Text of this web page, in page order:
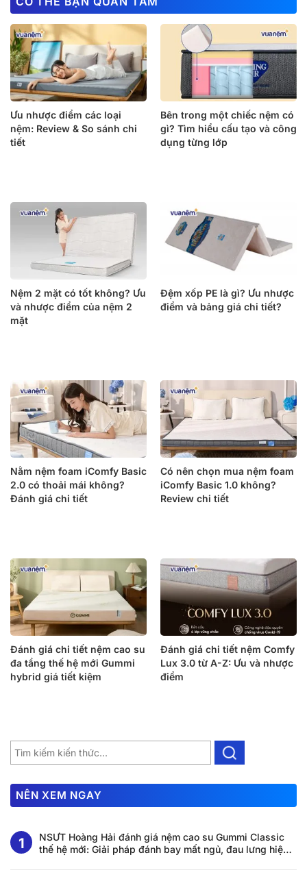
Ưu nhược điểm các loại
nệm: Review & So sánh chi
tiết
Bên trong một chiếc nệm có
gì? Tìm hiểu cấu tạo và công
dụng từng lớp
Nệm 2 mặt có tốt không? Ưu
và nhược điểm của nệm 2
mặt
Đệm xốp PE là gì? Ưu nhược
điểm và bảng giá chi tiết?
Nằm nệm foam iComfy Basic
2.0 có thoải mái không?
Đánh giá chi tiết
Có nên chọn mua nệm foam
iComfy Basic 1.0 không?
Review chi tiết
Đánh giá chi tiết nệm cao su
đa tầng thế hệ mới Gummi
hybrid giá tiết kiệm
Đánh giá chi tiết nệm Comfy
Lux 3.0 từ A-Z: Ưu và nhược
điểm
NÊN XEM NGAY
NSƯT Hoàng Hải đánh giá nệm cao su Gummi Classic
thế hệ mới: Giải pháp đánh bay mất ngủ, đau lưng hiệu